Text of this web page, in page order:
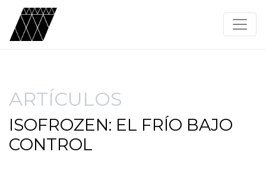
ARTÍCULOS
ISOFROZEN: EL FRÍO BAJO
CONTROL